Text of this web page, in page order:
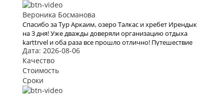
Вероника Босманова
Спасибо за Тур Аркаим, озеро Талкас и хребет Ирендык
на 3 дня! Уже дважды доверяли организацию отдыха
karttrvel и оба раза все прошло отлично! Путешествие
было с маленьким ребёнком поэтому к выбору тура
подходили особенно трепетно. Большое спасибо за
помощь во всех организационных вопросах, быстрое
оформление виз и такое внимательное отношение!
Дата: 2026-08-06
Качество
Стоимость
Сроки